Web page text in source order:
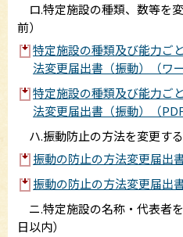
ロ.特定施設の種類、数等を
前）
特定施設の種類及び能力ご
法変更届出書（振動）（ワ
特定施設の種類及び能力ご
法変更届出書（振動）（PDF
ハ.振動防止の方法を変更す
振動の防止の方法変更届出
振動の防止の方法変更届出
ニ.特定施設の名称・代表者
日以内）